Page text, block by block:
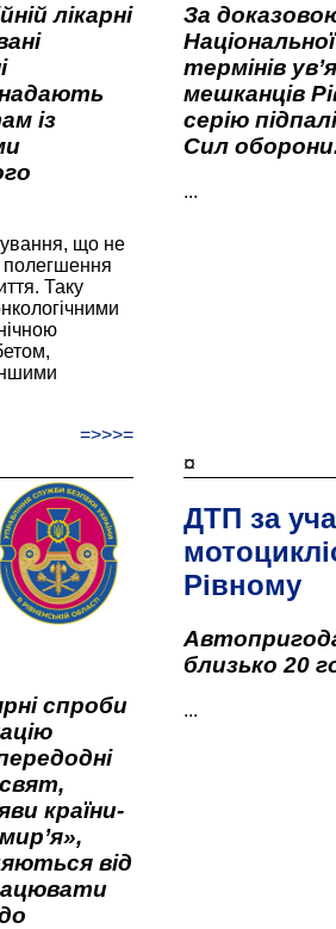
лікарні
надають
із
що не
Таку
=>>>=
За
термінів
мешканців
серію
Сил
...
спроби
країни-
від
¤
ДТП за
Рівному
близько 20
...